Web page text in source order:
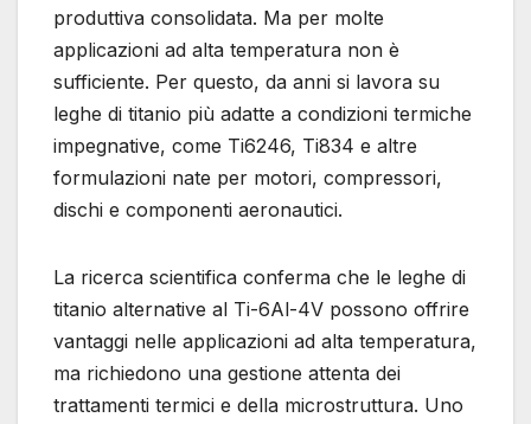
produttiva consolidata. Ma per molte
applicazioni ad alta temperatura non è
sufficiente. Per questo, da anni si lavora su
leghe di titanio più adatte a condizioni termiche
impegnative, come Ti6246, Ti834 e altre
formulazioni nate per motori, compressori,
dischi e componenti aeronautici.
La ricerca scientifica conferma che le leghe di
titanio alternative al Ti-6Al-4V possono offrire
vantaggi nelle applicazioni ad alta temperatura,
ma richiedono una gestione attenta dei
trattamenti termici e della microstruttura. Uno